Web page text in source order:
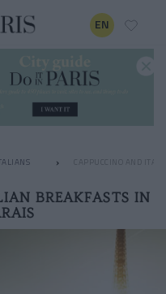
EN
CAPPUCCINO AND
BREAKFASTS IN